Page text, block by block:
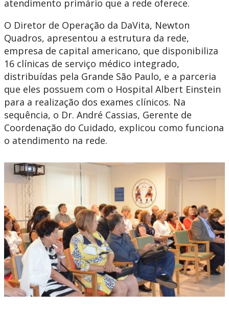
atendimento primário que a rede oferece.
O Diretor de Operação da DaVita, Newton
Quadros, apresentou a estrutura da rede,
empresa de capital americano, que disponibiliza
16 clínicas de serviço médico integrado,
distribuídas pela Grande São Paulo, e a parceria
que eles possuem com o Hospital Albert Einstein
para a realização dos exames clínicos. Na
sequência, o Dr. André Cassias, Gerente de
Coordenação do Cuidado, explicou como funciona
o atendimento na rede.